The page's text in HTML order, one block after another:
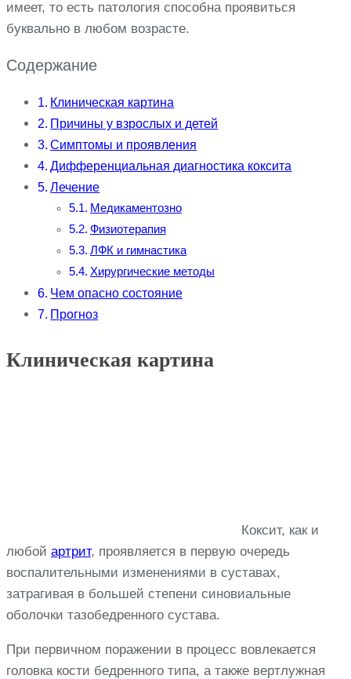
имеет, то есть патология способна проявиться
буквально в любом возрасте.
Содержание
Клиническая картина
Причины у взрослых и детей
Симптомы и проявления
Дифференциальная диагностика коксита
Лечение
Медикаментозно
Физиотерапия
ЛФК и гимнастика
Хирургические методы
Чем опасно состояние
Прогноз
Клиническая картина
Коксит, как и
любой артрит, проявляется в первую очередь
воспалительными изменениями в суставах,
затрагивая в большей степени синовиальные
оболочки тазобедренного сустава.
При первичном поражении в процесс вовлекается
головка кости бедренного типа, а также вертлужная